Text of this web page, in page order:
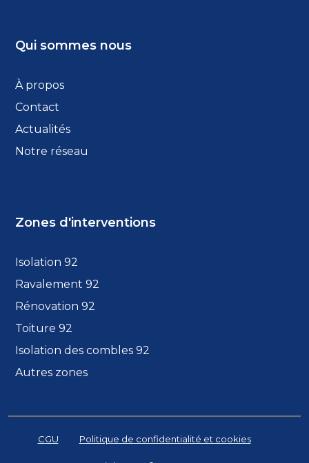
Qui sommes nous
À propos
Contact
Actualités
Notre réseau
Zones d'interventions
Isolation 92
Ravalement 92
Rénovation 92
Toiture 92
Isolation des combles 92
Autres zones
CGU Politique de confidentialité et cookies